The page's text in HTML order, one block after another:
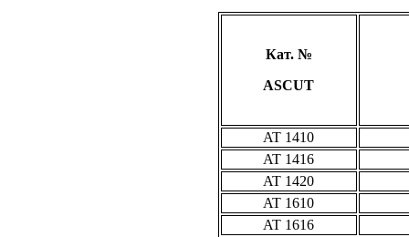
Кат. №
ASCUT
AT 1410
AT 1416
AT 1420
AT 1610
AT 1616